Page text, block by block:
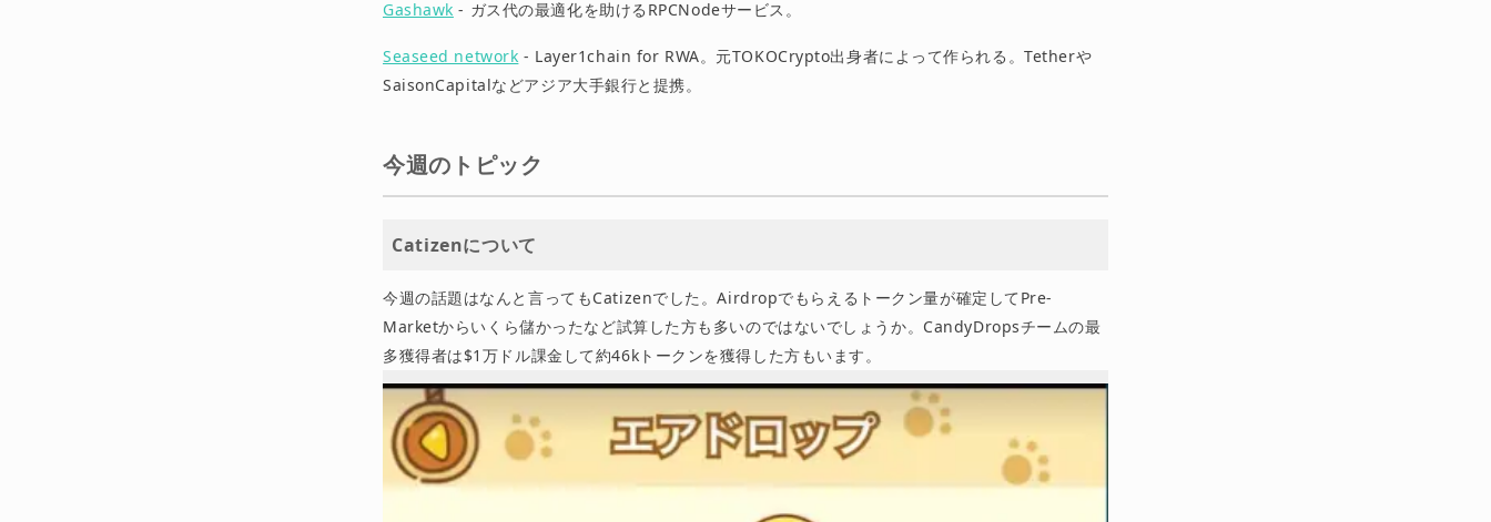
Gashawk - ガス代の最適化を助けるRPCNodeサービス。
Seaseed network - Layer1chain for RWA。元TOKOCrypto出身者によって作られる。Tetherや
SaisonCapitalなどアジア大手銀行と提携。
今週のトピック
Catizenについて
今週の話題はなんと言ってもCatizenでした。Airdropでもらえるトークン量が確定してPre-
Marketからいくら儲かったなど試算した方も多いのではないでしょうか。CandyDropsチームの最
多獲得者は$1万ドル課金して約46kトークンを獲得した方もいます。